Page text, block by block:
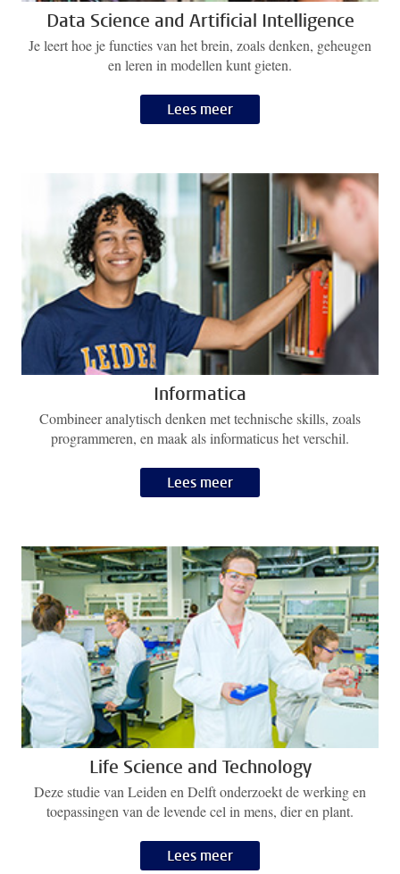
Data Science and Artificial Intelligence
Je leert hoe je functies van het brein, zoals denken, geheugen
en leren in modellen kunt gieten.
Lees meer
Informatica
Combineer analytisch denken met technische skills, zoals
programmeren, en maak als informaticus het verschil.
Lees meer
Life Science and Technology
Deze studie van Leiden en Delft onderzoekt de werking en
toepassingen van de levende cel in mens, dier en plant.
Lees meer